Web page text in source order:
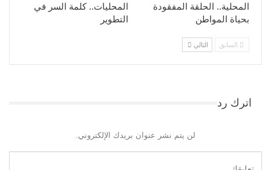
المحليات.. كلمة السر في
التطوير​
المحلية.. الحلقة المفقودة
بحياة المواطن
السابق التالي
اترك رد
لن يتم نشر عنوان بريدك الإلكتروني.